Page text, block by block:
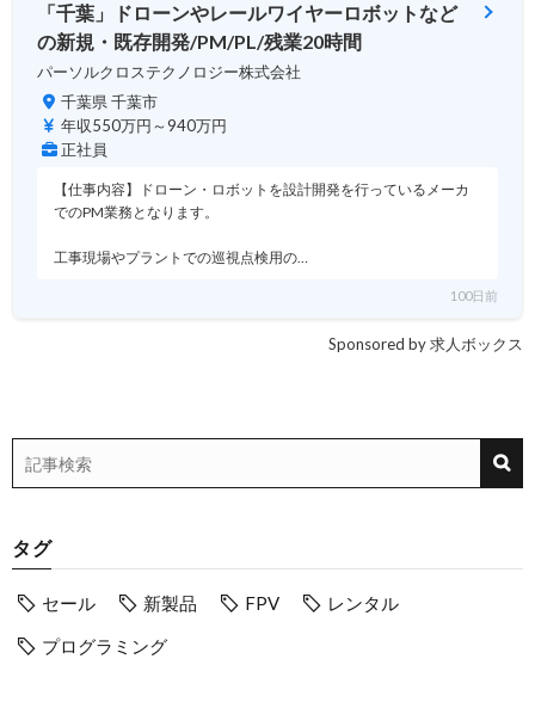
「千葉」ドローンやレールワイヤーロボットなど
の新規・既存開発/PM/PL/残業20時間
パーソルクロステクノロジー株式会社
千葉県 千葉市
年収550万円～940万円
正社員
【仕事内容】ドローン・ロボットを設計開発を行っているメーカ
でのPM業務となります。
工事現場やプラントでの巡視点検用の…
100日前
Sponsored by 求人ボックス
タグ
セール 新製品 FPV
レンタル
プログラミング